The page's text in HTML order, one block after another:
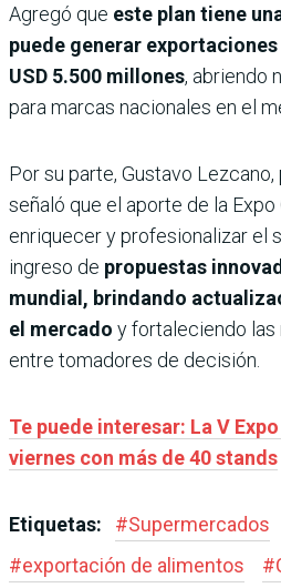
Agregó que este plan tiene
puede generar
USD 5.500 millones, abriendo
para marcas nacionales en el
Por su parte, Gustavo
señaló que el aporte de la
enriquecer y profesionalizar el
ingreso de propuestas
mundial, brindando
el mercado y fortaleciendo
entre tomadores de decisión.
Te puede interesar: La V
viernes con más de 40 stands
Etiquetas: #Supermercados
#exportación de alimentos #